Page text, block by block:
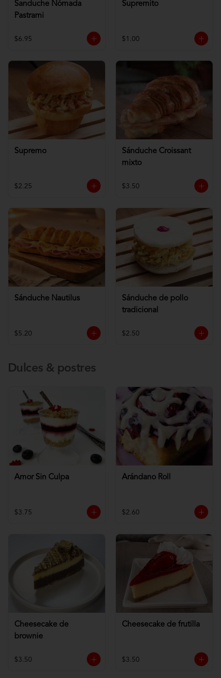
Sanduche Nómada
Pastrami
$6.95
Supremito
$1.00
Supremo
$2.25
Sánduche Croissant
mixto
$3.50
Sánduche Nautilus
$5.20
Sánduche de pollo
tradicional
$2.50
Dulces & postres
Amor Sin Culpa
$3.75
Arándano Roll
$2.60
Cheesecake de
brownie
$3.50
Cheesecake de frutilla
$3.50